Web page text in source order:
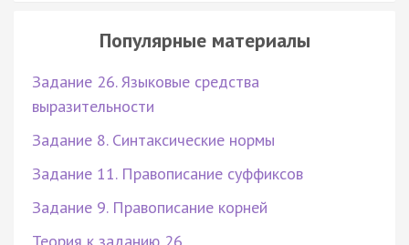
Популярные материалы
Задание 26. Языковые средства
выразительности
Задание 8. Синтаксические нормы
Задание 11. Правописание суффиксов
Задание 9. Правописание корней
Теория к заданию 26